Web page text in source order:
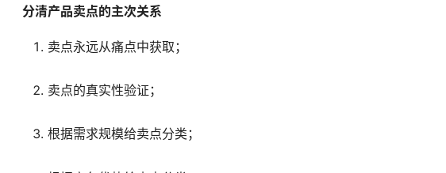
分清产品卖点的主次关系
卖点永远从痛点中获取；
卖点的真实性验证；
根据需求规模给卖点分类；